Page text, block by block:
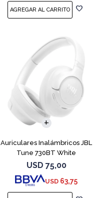
Auriculares Inalámbricos JBL
Tune 730BT White
USD 75,00
USD 63,75